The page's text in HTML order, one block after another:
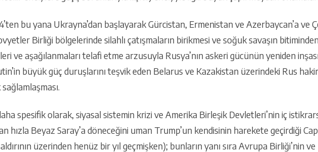
bu yana Ukrayna’dan başlayarak Gürcistan, Ermenistan ve Azerbaycan’a ve
Birliği bölgelerinde silahlı çatışmaların birikmesi ve soğuk savaşın
ve aşağılanmaları telafi etme arzusuyla Rusya’nın askeri gücünün yeniden
büyük güç duruşlarını teşvik eden Belarus ve Kazakistan üzerindeki Rus
spesifik olarak, siyasal sistemin krizi ve Amerika Birleşik Devletleri’nin iç
hızla Beyaz Saray’a döneceğini uman Trump’un kendisinin harekete geçirdiği
üzerinden henüz bir yıl geçmişken); bunların yanı sıra Avrupa Birliği’nin ve